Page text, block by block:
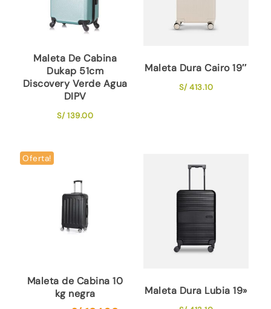
Maleta De Cabina
Dukap 51cm
Discovery Verde Agua
DIPV
S/139.00
Maleta Dura Cairo 19″
S/413.10
Oferta!
Maleta de Cabina 10
kg negra
Maleta Dura Lubia 19»